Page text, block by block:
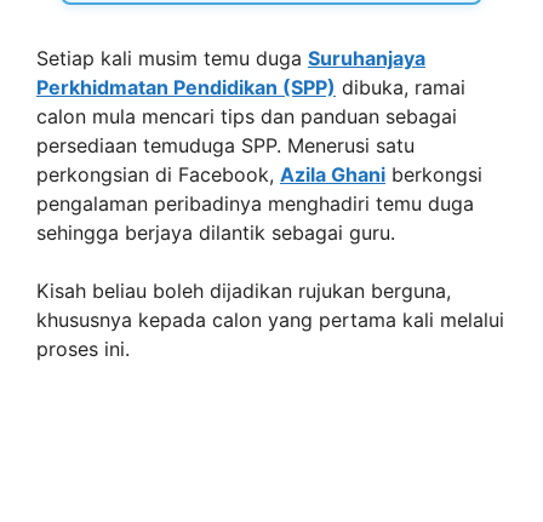
Setiap kali musim temu duga Suruhanjaya
Perkhidmatan Pendidikan (SPP) dibuka, ramai
calon mula mencari tips dan panduan sebagai
persediaan temuduga SPP. Menerusi satu
perkongsian di Facebook, Azila Ghani berkongsi
pengalaman peribadinya menghadiri temu duga
sehingga berjaya dilantik sebagai guru.
Kisah beliau boleh dijadikan rujukan berguna,
khususnya kepada calon yang pertama kali melalui
proses ini.